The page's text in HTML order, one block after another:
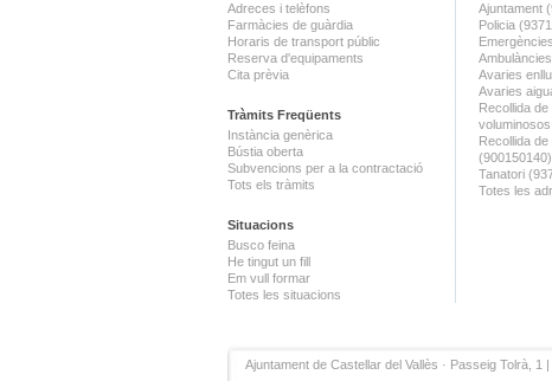
Adreces i telèfons
Farmàcies de guàrdia
Horaris de transport públic
Reserva d'equipaments
Cita prèvia
Tràmits Freqüents
Instància genèrica
Bústia oberta
Subvencions per a la contractació
Tots els tràmits
Situacions
Busco feina
He tingut un fill
Em vull formar
Totes les situacions
Ajuntament
Policia
Avaries
Avaries
Recollida
Recollida
(900150140)
Tanatori
Totes les
Ajuntament de Castellar del Vallès · Passeig Tolrà, 1